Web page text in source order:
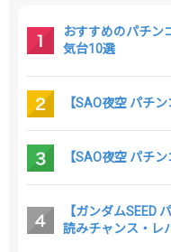
おすすめのパチン
気台10選
【SAO夜空 パチ
【SAO夜空 パチ
【ガンダムSEED
読みチャンス・レ